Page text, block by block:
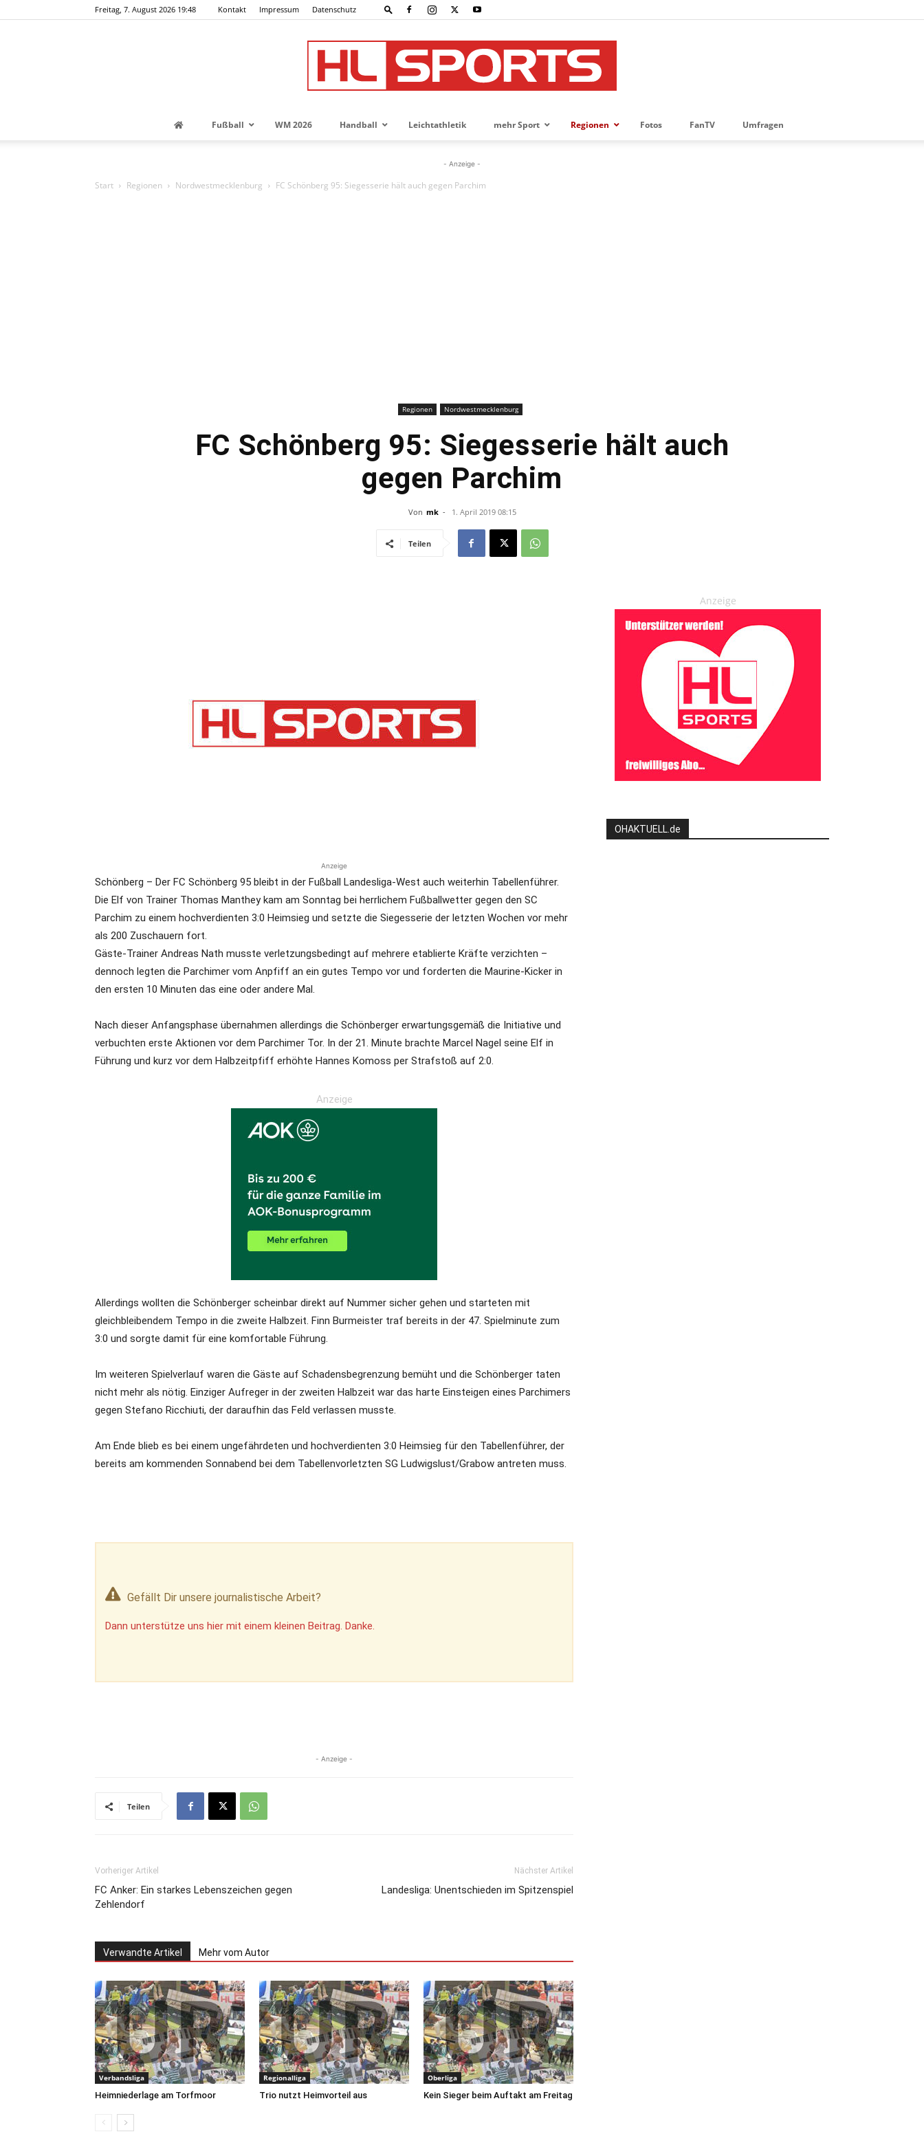
Freitag, 7. August 2026 19:48 Kontakt Impressum Datenschutz
Sport-
Fußball WM 2026 Handball Leichtathletik mehr Sport Regionen Fotos FanTV Umfragen
- Anzeige -
Start Regionen Nordwestmecklenburg FC Schönberg 95: Siegesserie hält auch gegen Parchim
Regionen Nordwestmecklenburg
FC Schönberg 95: Siegesserie hält auch
gegen Parchim
Von mk - 1. April 2019 08:15
Teilen
Anzeige
Schönberg – Der FC Schönberg 95 bleibt in der Fußball Landesliga-West auch weiterhin Tabellenführer.
Die Elf von Trainer Thomas Manthey kam am Sonntag bei herrlichem Fußballwetter gegen den SC
Parchim zu einem hochverdienten 3:0 Heimsieg und setzte die Siegesserie der letzten Wochen vor mehr
als 200 Zuschauern fort.
Gäste-Trainer Andreas Nath musste verletzungsbedingt auf mehrere etablierte Kräfte verzichten –
dennoch legten die Parchimer vom Anpfiff an ein gutes Tempo vor und forderten die Maurine-Kicker in
den ersten 10 Minuten das eine oder andere Mal.
Nach dieser Anfangsphase übernahmen allerdings die Schönberger erwartungsgemäß die Initiative und
verbuchten erste Aktionen vor dem Parchimer Tor. In der 21. Minute brachte Marcel Nagel seine Elf in
Führung und kurz vor dem Halbzeitpfiff erhöhte Hannes Komoss per Strafstoß auf 2:0.
Anzeige
Allerdings wollten die Schönberger scheinbar direkt auf Nummer sicher gehen und starteten mit
gleichbleibendem Tempo in die zweite Halbzeit. Finn Burmeister traf bereits in der 47. Spielminute zum
3:0 und sorgte damit für eine komfortable Führung.
Im weiteren Spielverlauf waren die Gäste auf Schadensbegrenzung bemüht und die Schönberger taten
nicht mehr als nötig. Einziger Aufreger in der zweiten Halbzeit war das harte Einsteigen eines Parchimers
gegen Stefano Ricchiuti, der daraufhin das Feld verlassen musste.
Am Ende blieb es bei einem ungefährdeten und hochverdienten 3:0 Heimsieg für den Tabellenführer, der
bereits am kommenden Sonnabend bei dem Tabellenvorletzten SG Ludwigslust/Grabow antreten muss.
Gefällt Dir unsere journalistische Arbeit?
Dann unterstütze uns hier mit einem kleinen Beitrag. Danke.
- Anzeige -
Teilen
Vorheriger Artikel
FC Anker: Ein starkes Lebenszeichen gegen
Zehlendorf
Nächster Artikel
Landesliga: Unentschieden im Spitzenspiel
Verwandte Artikel Mehr vom Autor
Verbandsliga
Heimniederlage am Torfmoor
Regionalliga
Trio nutzt Heimvorteil aus
Oberliga
Kein Sieger beim Auftakt am Freitag
Anzeige